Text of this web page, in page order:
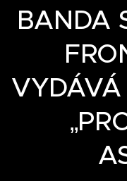
BANDA